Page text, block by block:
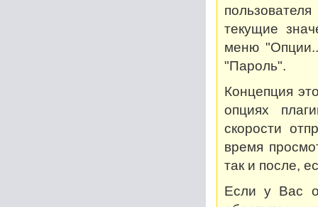
текущие
меню
"Пароль".
Концепция
опциях
скорости
время
так и после,
Если у Вас